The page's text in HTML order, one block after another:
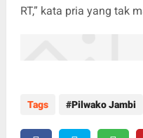
RT,” kata pria yang tak
Tags Pilwako Jambi